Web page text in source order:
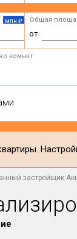
млн ₽ Общая
от
комнат
застройщик